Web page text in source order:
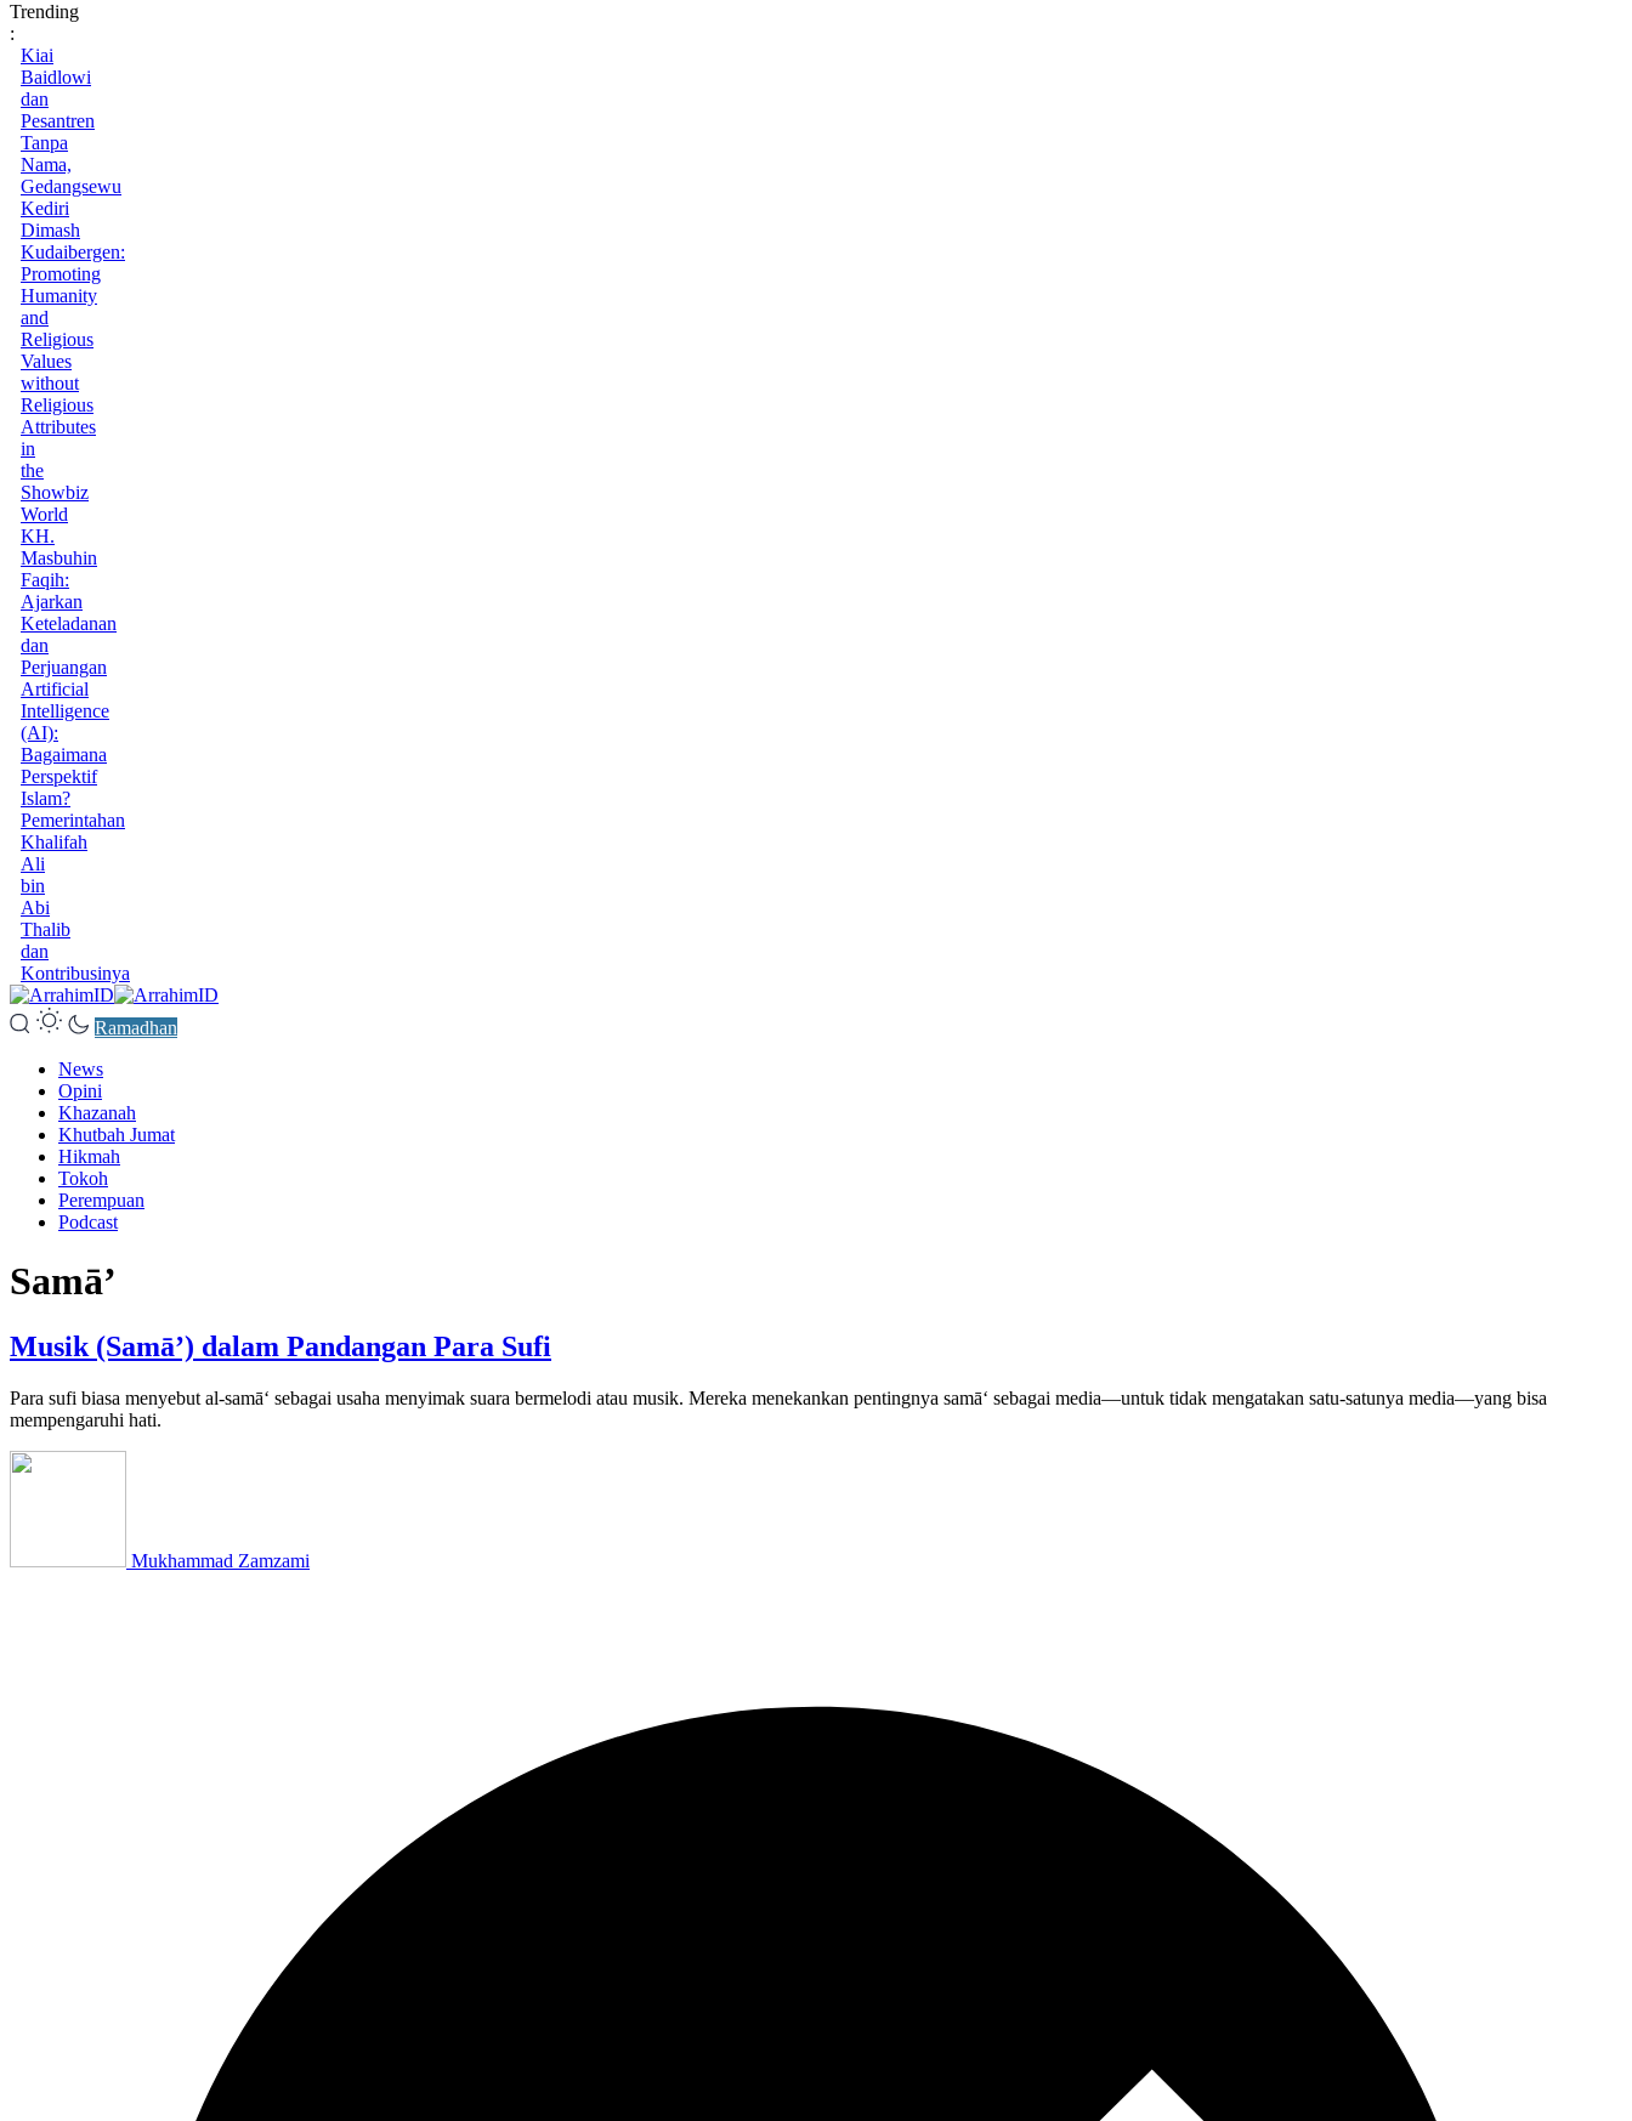
Trending
:
Kiai
Baidlowi
dan
Pesantren
Tanpa
Nama,
Gedangsewu
Kediri
Dimash
Kudaibergen:
Promoting
Humanity
and
Religious
Values
without
Religious
Attributes
in
the
Showbiz
World
KH.
Masbuhin
Faqih:
Ajarkan
Keteladanan
dan
Perjuangan
Artificial
Intelligence
(AI):
Bagaimana
Perspektif
Islam?
Pemerintahan
Khalifah
Ali
bin
Abi
Thalib
dan
Kontribusinya
Ramadhan
News
Opini
Khazanah
Khutbah Jumat
Hikmah
Tokoh
Perempuan
Podcast
Samā’
Musik (Samā’) dalam Pandangan Para Sufi
Para sufi biasa menyebut al-samā‘ sebagai usaha menyimak suara bermelodi atau musik. Mereka menekankan pentingnya samā‘ sebagai media—untuk tidak mengatakan satu-satunya media—yang bisa
mempengaruhi hati.
Mukhammad Zamzami